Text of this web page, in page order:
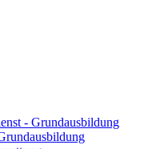
- Grundausbildung